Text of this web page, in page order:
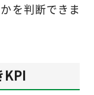
を判断できま
KPI